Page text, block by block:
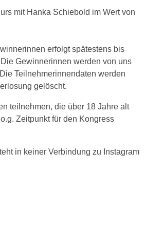
mit Hanka Schiebold im Wert von
erfolgt spätestens bis
Gewinnerinnen werden von uns
Teilnehmerinnendaten werden
gelöscht.
teilnehmen, die über 18 Jahre alt
Zeitpunkt für den Kongress
in keiner Verbindung zu Instagram